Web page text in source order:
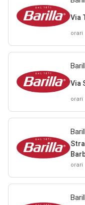
Via
orari
Via
orari
orari